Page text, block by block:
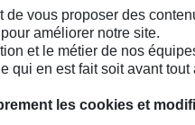
de vous proposer des
améliorer notre site.
et le métier de nos
qui en est fait soit avant tout
les cookies et